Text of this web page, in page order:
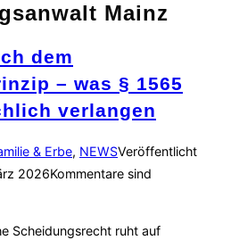
Mainz
dem
– was § 1565
verlangen
& Erbe, NEWSVeröffentlicht
2026Kommentare sind
Scheidungsrecht ruht auf